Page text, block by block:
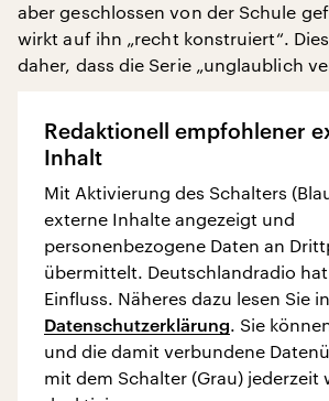
aber geschlossen von der Schule
wirkt auf ihn „recht konstruiert“.
daher, dass die Serie „unglaublich
Redaktionell empfohlener
Inhalt
Mit Aktivierung des Schalters
externe Inhalte angezeigt und
personenbezogene Daten an
übermittelt. Deutschlandradio
Einfluss. Näheres dazu lesen Sie
Datenschutzerklärung. Sie
und die damit verbundene
mit dem Schalter (Grau) jederzeit